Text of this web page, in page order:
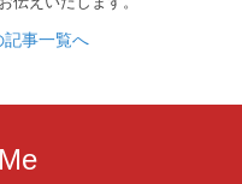
事一覧へ